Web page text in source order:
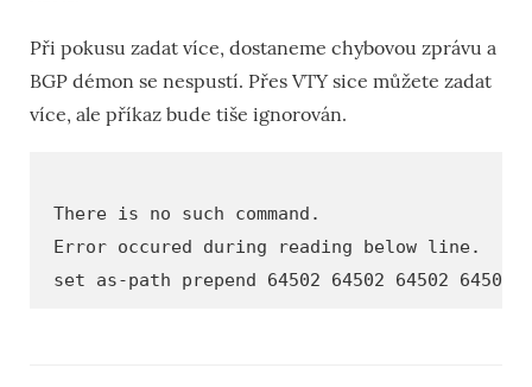
Při pokusu zadat více, dostaneme chybovou zprávu a
BGP démon se nespustí. Přes VTY sice můžete zadat
více, ale příkaz bude tiše ignorován.
There is no such command.
Error occured during reading below line.
set as-path prepend 64502 64502 64502 64502